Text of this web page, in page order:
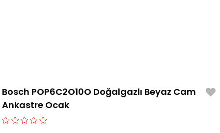
Bosch POP6C2O10O Doğalgazlı Beyaz Cam
Ankastre Ocak